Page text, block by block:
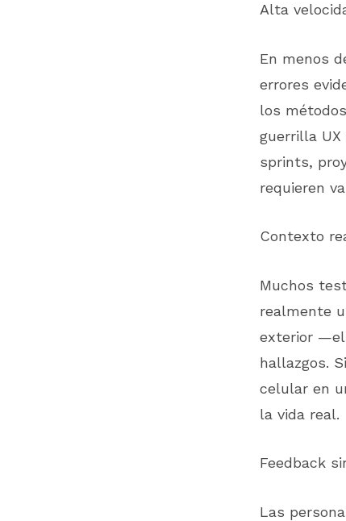
Alta
En menos
errores
los
guerrilla
sprints,
requieren
Contexto
Muchos
realmente
exterior —el
hallazgos.
celular en
la vida real.
Feedback
Las